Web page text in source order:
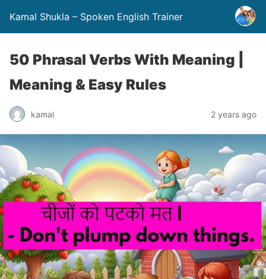
Kamal Shukla – Spoken English Trainer
50 Phrasal Verbs With Meaning |
Meaning & Easy Rules
kamal 2 years ago